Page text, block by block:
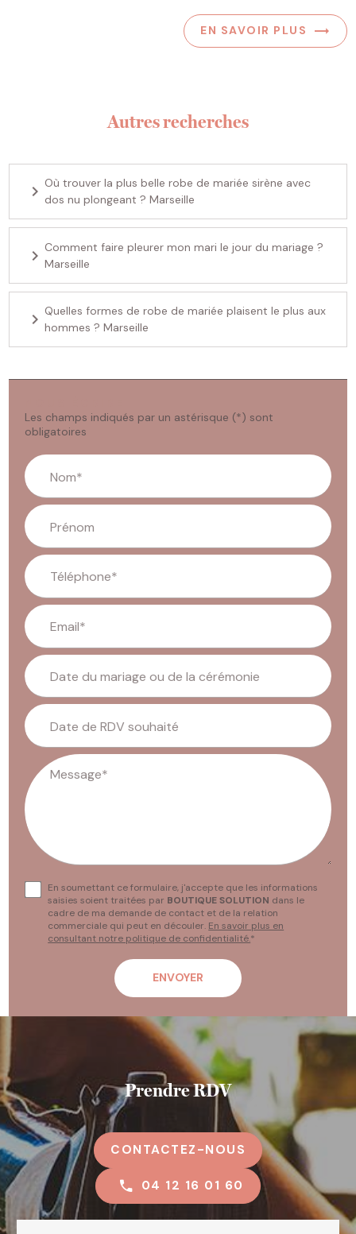
EN SAVOIR PLUS
Autres recherches
navigate_next Où trouver la plus belle robe de mariée sirène avec
dos nu plongeant ? Marseille
navigate_nextComment faire pleurer mon mari le jour du mariage ?
Marseille
navigate_nextQuelles formes de robe de mariée plaisent le plus aux
hommes ? Marseille
Les champs indiqués par un astérisque (*) sont
obligatoires
Nom*
Prénom
Téléphone*
Email*
Date du mariage ou de la cérémonie
Date de RDV souhaité
Message*
En soumettant ce formulaire, j'accepte que les informations
saisies soient traitées par BOUTIQUE SOLUTION dans le
cadre de ma demande de contact et de la relation
commerciale qui peut en découler. En savoir plus en
consultant notre politique de confidentialité.*
Prendre RDV
CONTACTEZ-NOUS
04 12 16 01 60